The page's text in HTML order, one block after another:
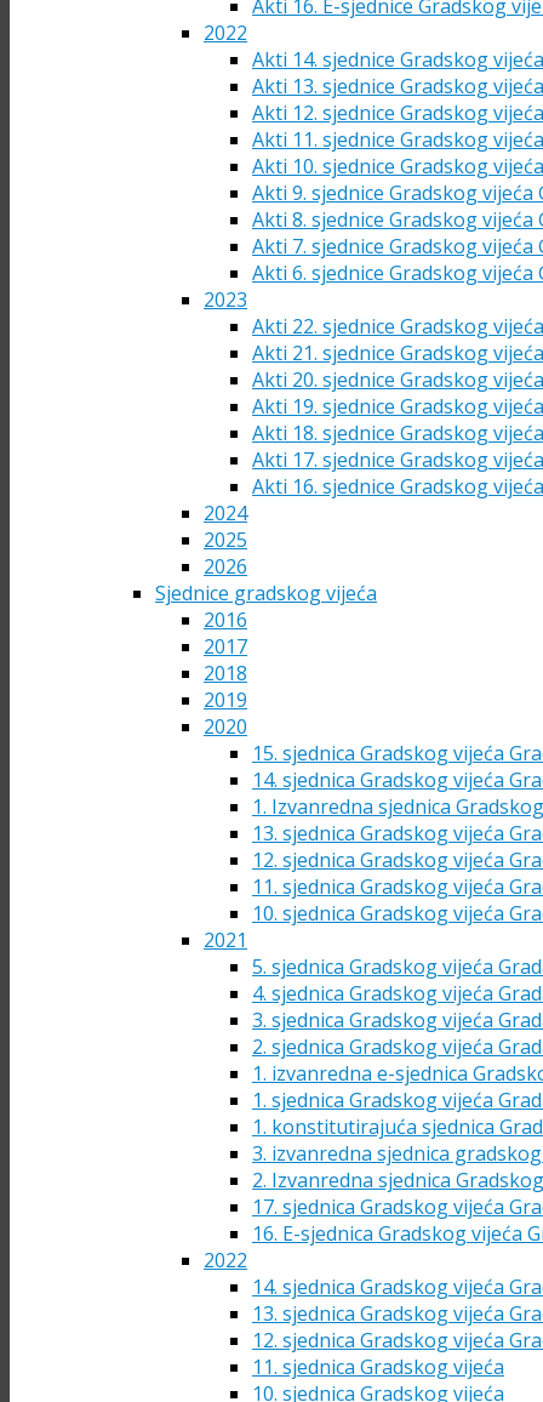
Akti 16. E-sjednice Gradskog
2022
Akti 14. sjednice Gradskog
Akti 13. sjednice Gradskog
Akti 12. sjednice Gradskog
Akti 11. sjednice Gradskog
Akti 10. sjednice Gradskog
Akti 9. sjednice Gradskog vijeća
Akti 8. sjednice Gradskog vijeća
Akti 7. sjednice Gradskog vijeća
Akti 6. sjednice Gradskog vijeća
2023
Akti 22. sjednice Gradskog
Akti 21. sjednice Gradskog
Akti 20. sjednice Gradskog
Akti 19. sjednice Gradskog
Akti 18. sjednice Gradskog
Akti 17. sjednice Gradskog
Akti 16. sjednice Gradskog
2024
2025
2026
Sjednice gradskog vijeća
2016
2017
2018
2019
2020
15. sjednica Gradskog vijeća
14. sjednica Gradskog vijeća
1. Izvanredna sjednica
13. sjednica Gradskog vijeća
12. sjednica Gradskog vijeća
11. sjednica Gradskog vijeća
10. sjednica Gradskog vijeća
2021
5. sjednica Gradskog vijeća
4. sjednica Gradskog vijeća
3. sjednica Gradskog vijeća
2. sjednica Gradskog vijeća
1. izvanredna e-sjednica
1. sjednica Gradskog vijeća
1. konstitutirajuća sjednica
3. izvanredna sjednica
2. Izvanredna sjednica
17. sjednica Gradskog vijeća
16. E-sjednica Gradskog vijeća
2022
14. sjednica Gradskog vijeća
13. sjednica Gradskog vijeća
12. sjednica Gradskog vijeća
11. sjednica Gradskog vijeća
10. sjednica Gradskog vijeća